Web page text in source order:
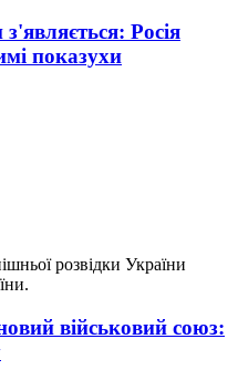
Росія
показухи
розвідки України
військовий союз: